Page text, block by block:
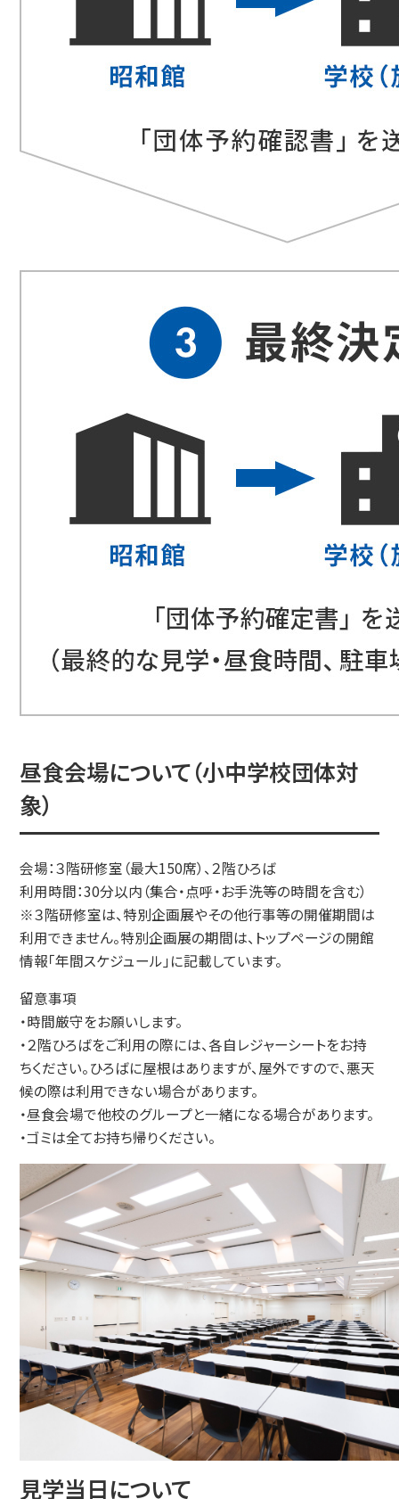
昼食会場について（小中学校団体対
象）
会場：３階研修室（最大150席）、２階ひろば
利用時間：30分以内（集合・点呼・お手洗等の時間を含む）
※３階研修室は、特別企画展やその他行事等の開催期間は
利用できません。特別企画展の期間は、トップページの開館
情報「年間スケジュール」に記載しています。
留意事項
・時間厳守をお願いします。
・２階ひろばをご利用の際には、各自レジャーシートをお持
ちください。ひろばに屋根はありますが、屋外ですので、悪天
候の際は利用できない場合があります。
・昼食会場で他校のグループと一緒になる場合があります。
・ゴミは全てお持ち帰りください。
見学当日について